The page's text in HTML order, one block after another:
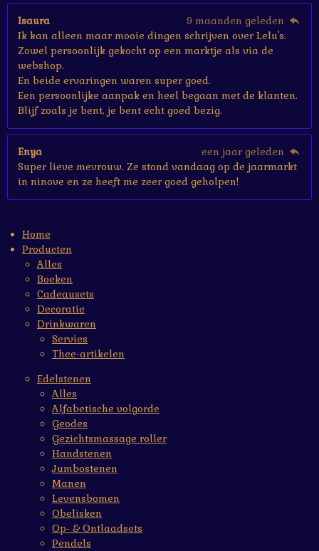
Isaura
9 maanden geleden
Ik kan alleen maar mooie dingen schrijven over Lelu's.
Zowel persoonlijk gekocht op een marktje als via de
webshop.
En beide ervaringen waren super goed.
Een persoonlijke aanpak en heel begaan met de klanten.
Blijf zoals je bent, je bent echt goed bezig.
Enya
een jaar geleden
Super lieve mevrouw. Ze stond vandaag op de jaarmarkt
in ninove en ze heeft me zeer goed geholpen!
Home
Producten
Alles
Boeken
Cadeausets
Decoratie
Drinkwaren
Servies
Thee-artikelen
Edelstenen
Alles
Alfabetische volgorde
Geodes
Gezichtsmassage roller
Handstenen
Jumbostenen
Manen
Levensbomen
Obelisken
Op- & Ontlaadsets
Pendels